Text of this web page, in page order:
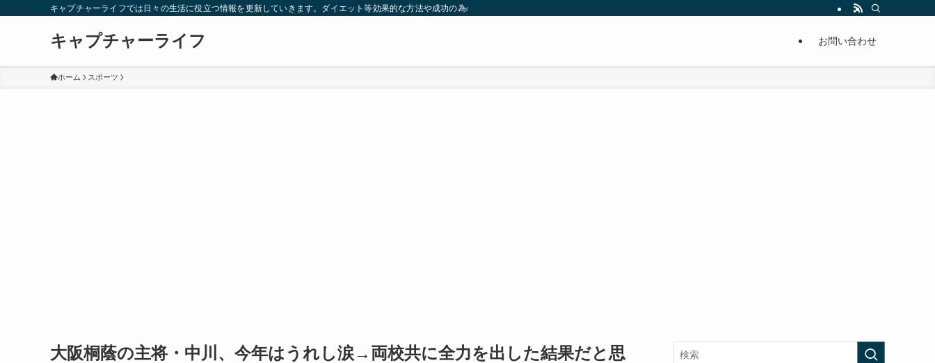
キャプチャーライフでは日々の生活に役立つ情報を更新していきます。ダイエット等効果的な方法や成功の為の秘訣等。太ったり悩んでいる方々が簡単に痩せることが出来るように分かりやすくまとめています。
キャプチャーライフ お問い合わせ
ホーム スポーツ
大阪桐蔭の主将・中川、今年はうれし涙→両校共に全力を出した結果だと思